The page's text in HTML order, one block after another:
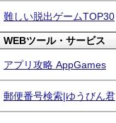
難しい脱出ゲームTOP30
WEBツール・サービス
アプリ攻略 AppGames
郵便番号検索|ゆうびん君